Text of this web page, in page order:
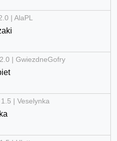
| AlaPL
| GwiezdneGofry
| Veselynka